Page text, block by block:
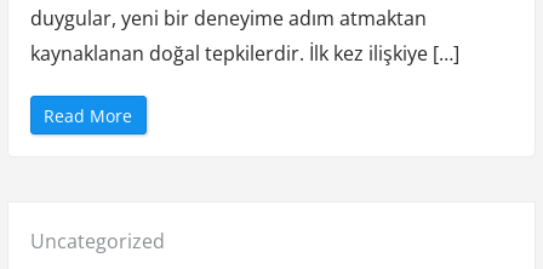
n
z
m
?
”
duygular, yeni bir deneyime adım atmaktan
kaynaklanan doğal tepkilerdir. İlk kez ilişkiye […]
Read More“
İ
İ
l
Posted
Uncategorized